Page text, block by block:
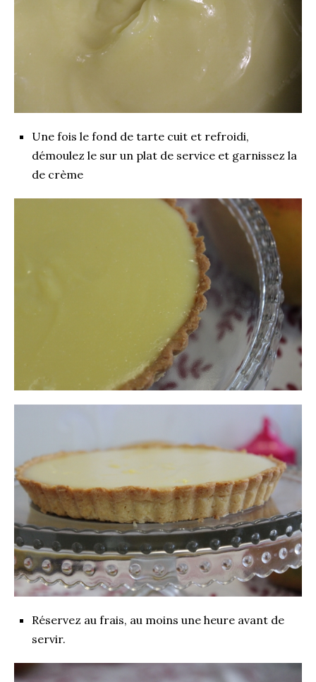
Une fois le fond de tarte cuit et refroidi,
démoulez le sur un plat de service et garnissez la
de crème
Réservez au frais, au moins une heure avant de
servir.